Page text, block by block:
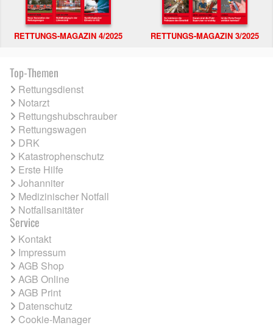
RETTUNGS-MAGAZIN 4/2025 RETTUNGS-MAGAZIN 3/2025
Top-Themen
Rettungsdienst
Notarzt
Rettungshubschrauber
Rettungswagen
DRK
Katastrophenschutz
Erste Hilfe
Johanniter
Medizinischer Notfall
Notfallsanitäter
Service
Kontakt
Impressum
AGB Shop
AGB Online
AGB Print
Datenschutz
Cookie-Manager